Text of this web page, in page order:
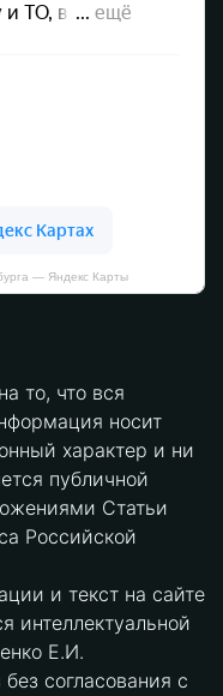
— Яндекс Карты
то, что вся
носит
характер и ни
публичной
Статьи
Российской
и текст на сайте
интеллектуальной
Е.И.
согласования с